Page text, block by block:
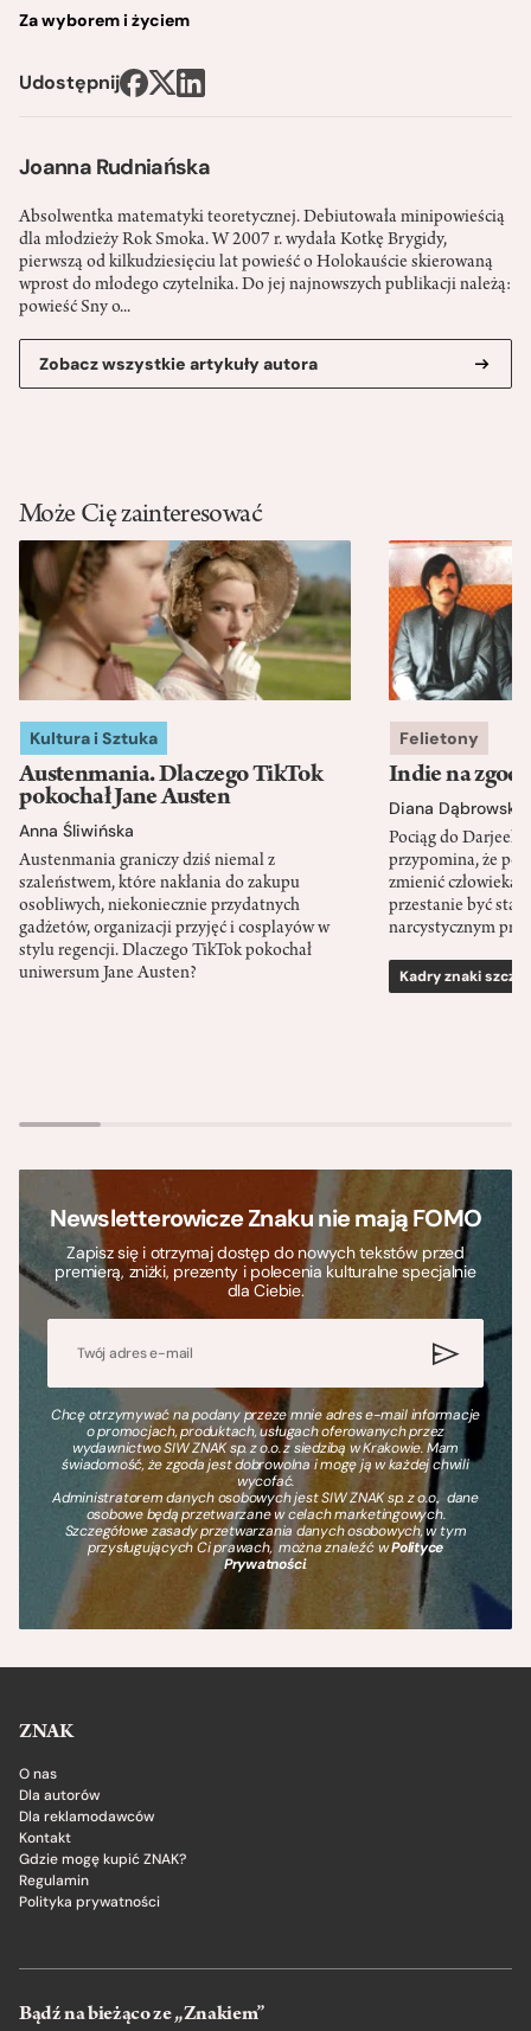
Joanna Rudniańska
Absolwentka matematyki teoretycznej. Debiutowała minipowieścią
dla młodzieży Rok Smoka. W 2007 r. wydała Kotkę Brygidy,
pierwszą od kilkudziesięciu lat powieść o Holokauście skierowaną
wprost do młodego czytelnika. Do jej najnowszych publikacji należą:
powieść Sny o...
Zobacz wszystkie artykuły autora
Za wyborem i życiem
Udostępnij
Może Cię zainteresować
Kultura i Sztuka
Austenmania. Dlaczego TikTok
pokochał Jane Austen
Anna Śliwińska
Austenmania graniczy dziś niemal z
szaleństwem, które nakłania do zakupu
osobliwych, niekoniecznie przydatnych
gadżetów, organizacji przyjęć i cosplayów w
stylu regencji. Dlaczego TikTok pokochał
uniwersum Jane Austen?
Felietony
Indie na
Diana Dąbrowska
Pociąg do
przypomina, że
zmienić człowieka
przestanie być
narcystycznym
Kadry znaki
Newsletterowicze Znaku nie mają FOMO
Zapisz się i otrzymaj dostęp do nowych tekstów przed
premierą, zniżki, prezenty i polecenia kulturalne specjalnie
dla Ciebie.
Chcę otrzymywać na podany przeze mnie adres e-mail informacje
o promocjach, produktach, usługach oferowanych przez
wydawnictwo SIW ZNAK sp. z o.o. z siedzibą w Krakowie. Mam
świadomość, że zgoda jest dobrowolna i mogę ją w każdej chwili
wycofać.
Administratorem danych osobowych jest SIW ZNAK sp. z o.o., dane
osobowe będą przetwarzane w celach marketingowych.
Szczegółowe zasady przetwarzania danych osobowych, w tym
przysługujących Ci prawach, można znaleźć wPolityce
Prywatności.
ZNAK
O nas
Dla autorów
Dla reklamodawców
Kontakt
Gdzie mogę kupić ZNAK?
Regulamin
Polityka prywatności
Bądź na bieżąco ze „Znakiem”